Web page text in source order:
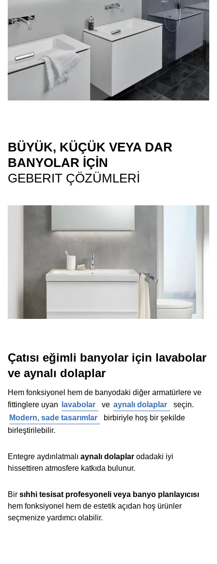
BÜYÜK, KÜÇÜK VEYA DAR
BANYOLAR IÇIN
GEBERIT ÇÖZÜMLERI
Çatısı eğimli banyolar için lavabolar
ve aynalı dolaplar
Hem fonksiyonel hem de banyodaki diğer armatürlere ve
fittinglere uyan
lavabolar ve aynalı dolaplar
seçin.
Modern, sade tasarımlar
birbiriyle hoş bir şekilde
birleştirilebilir.
Entegre aydınlatmalı aynalı dolaplar odadaki iyi
hissettiren atmosfere katkıda bulunur.
Bir sıhhi tesisat profesyoneli veya banyo planlayıcısı
hem fonksiyonel hem de estetik açıdan hoş ürünler
seçmenize yardımcı olabilir.